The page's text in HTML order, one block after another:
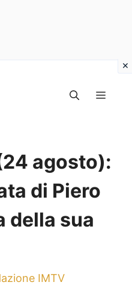
agosto):
di Piero
della sua
IMTV